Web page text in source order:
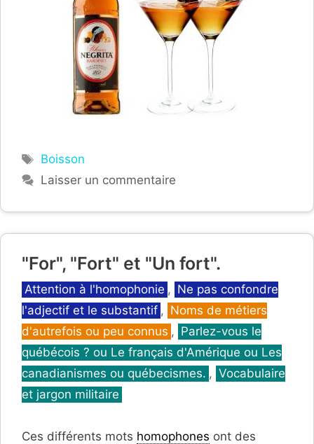
Étiquettes
Boisson
Laisser un commentaire
"For", "Fort" et "Un fort".
Catégories
Attention à l'homophonie , Ne pas confondre
l'adjectif et le substantif , Noms de métiers
d'autrefois ou peu connus , Parlez-vous le
québécois ? ou Le français d'Amérique ou Les
canadianismes ou québecismes. , Vocabulaire
et jargon militaire
Ces différents mots homophones ont des